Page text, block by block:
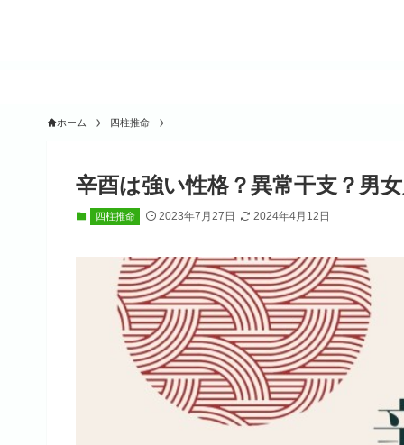
ホーム 四柱推命
辛酉は強い性格？異常干支？男
四柱推命 2023年7月27日 2024年4月12日